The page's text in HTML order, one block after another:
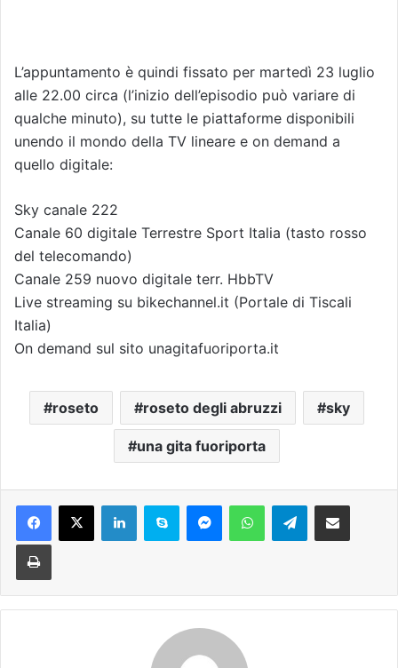
L’appuntamento è quindi fissato per martedì 23 luglio
alle 22.00 circa (l’inizio dell’episodio può variare di
qualche minuto), su tutte le piattaforme disponibili
unendo il mondo della TV lineare e on demand a
quello digitale:
Sky canale 222
Canale 60 digitale Terrestre Sport Italia (tasto rosso
del telecomando)
Canale 259 nuovo digitale terr. HbbTV
Live streaming su bikechannel.it (Portale di Tiscali
Italia)
On demand sul sito unagitafuoriporta.it
roseto roseto degli abruzzi sky
una gita fuoriporta
Telegram